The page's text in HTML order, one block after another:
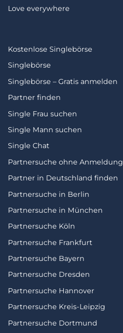
Love everywhere
Kostenlose Singlebörse
Singlebörse
Singlebörse – Gratis anmelden
Partner finden
Single Frau suchen
Single Mann suchen
Single Chat
Partnersuche ohne Anmeldung
Partner in Deutschland finden
Partnersuche in Berlin
Partnersuche in München
Partnersuche Köln
Partnersuche Frankfurt
Partnersuche Bayern
Partnersuche Dresden
Partnersuche Hannover
Partnersuche Kreis-Leipzig
Partnersuche Dortmund